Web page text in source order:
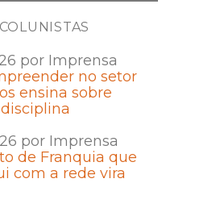
por Imprensa
no setor
ensina sobre
por Imprensa
de Franquia que
com a rede vira